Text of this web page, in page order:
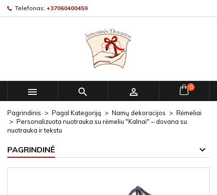
Telefonas: +37060400459
   0
Pagrindinis Pagal Kategoriją Namų dekoracijos
Rėmeliai
Personalizuota nuotrauka su rėmeliu "Kalnai" – dovana su
nuotrauka ir tekstu
PAGRINDINĖ